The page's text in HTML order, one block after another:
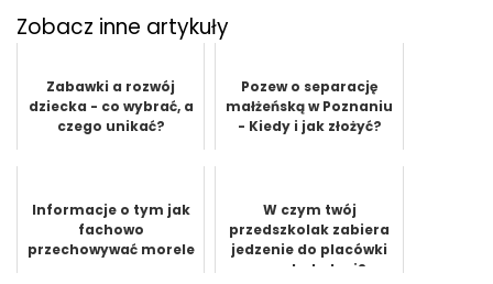
Zobacz inne artykuły
Zabawki a rozwój
dziecka - co wybrać, a
czego unikać?
Pozew o separację
małżeńską w Poznaniu
- Kiedy i jak złożyć?
Informacje o tym jak
fachowo
przechowywać morele
W czym twój
przedszkolak zabiera
jedzenie do placówki
przedszkolnej?